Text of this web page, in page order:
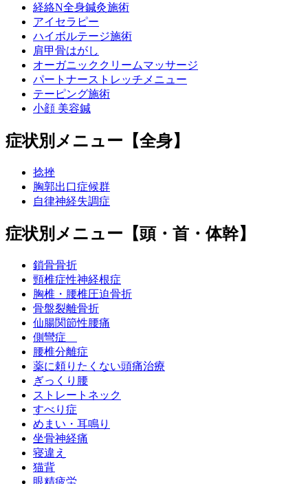
経絡N全身鍼灸施術
アイセラピー
ハイボルテージ施術
肩甲骨はがし
オーガニッククリームマッサージ
パートナーストレッチメニュー
テーピング施術
小顔 美容鍼
症状別メニュー【全身】
捻挫
胸郭出口症候群
自律神経失調症
症状別メニュー【頭・首・体幹】
鎖骨骨折
頸椎症性神経根症
胸椎・腰椎圧迫骨折
骨盤裂離骨折
仙腸関節性腰痛
側彎症
腰椎分離症
薬に頼りたくない頭痛治療
ぎっくり腰
ストレートネック
すべり症
めまい・耳鳴り
坐骨神経痛
寝違え
猫背
眼精疲労